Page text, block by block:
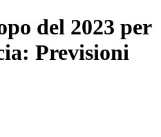
del 2023 per
Previsioni